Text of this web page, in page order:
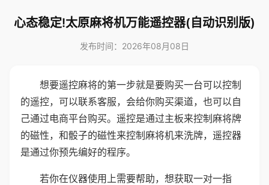
心态稳定!太原麻将机万能遥控器(自动识别版)
发布时间：2026年08月08日
想要遥控麻将的第一步就是要购买一台可以控制
的遥控，可以联系客服，会给你购买渠道，也可以自
己通过电商平台购买。遥控是通过主板来控制麻将牌
的磁性，和骰子的磁性来控制麻将机来洗牌，遥控器
是通过你预先编好的程序。
若你在仪器使用上需要帮助，想获取一对一指